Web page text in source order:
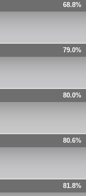
68.8%
79.0%
80.0%
80.6%
81.8%